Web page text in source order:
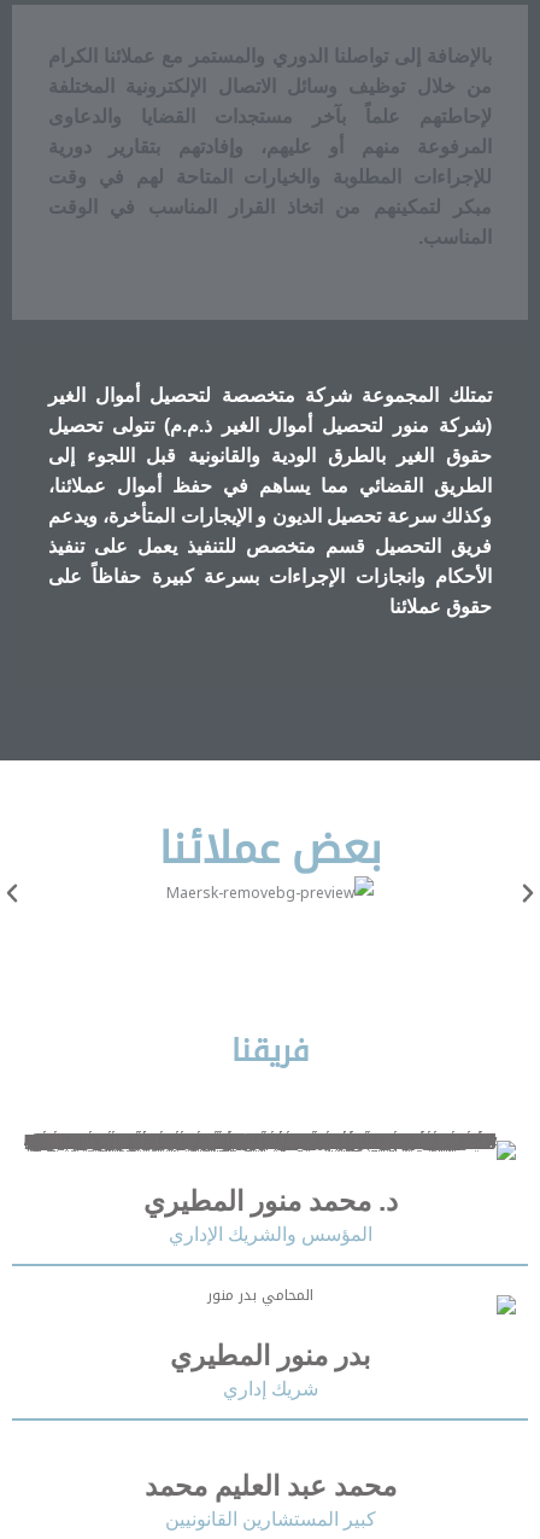
بالإضافة إلى تواصلنا الدوري والمستمر مع عملائنا الكرام
من خلال توظيف وسائل الاتصال الإلكترونية المختلفة
لإحاطتهم علماً بآخر مستجدات القضايا والدعاوى
المرفوعة منهم أو عليهم، وإفادتهم بتقارير دورية
للإجراءات المطلوبة والخيارات المتاحة لهم في وقت
مبكر لتمكينهم من اتخاذ القرار المناسب في الوقت
المناسب.
تمتلك المجموعة شركة متخصصة لتحصيل أموال الغير
(شركة منور لتحصيل أموال الغير ذ.م.م) تتولى تحصيل
حقوق الغير بالطرق الودية والقانونية قبل اللجوء إلى
الطريق القضائي مما يساهم في حفظ أموال عملائنا،
وكذلك سرعة تحصيل الديون و الإيجارات المتأخرة، ويدعم
فريق التحصيل قسم متخصص للتنفيذ يعمل على تنفيذ
الأحكام وانجازات الإجراءات بسرعة كبيرة حفاظاً على
حقوق عملائنا
بعض عملائنا
فريقنا
د. محمد منور المطيري
المؤسس والشريك الإداري
بدر منور المطيري
شريك إداري
محمد عبد العليم محمد
كبير المستشارين القانونيين